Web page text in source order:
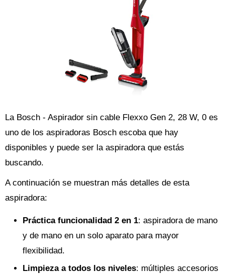
La Bosch - Aspirador sin cable Flexxo Gen 2, 28 W, 0 es
uno de los aspiradoras Bosch escoba que hay
disponibles y puede ser la aspiradora que estás
buscando.
A continuación se muestran más detalles de esta
aspiradora:
Práctica funcionalidad 2 en 1: aspiradora de mano
y de mano en un solo aparato para mayor
flexibilidad.
Limpieza a todos los niveles: múltiples accesorios